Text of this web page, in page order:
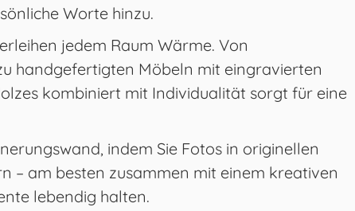
Worte hinzu.
jedem Raum Wärme. Von
handgefertigten Möbeln mit eingravierten
kombiniert mit Individualität sorgt für eine
indem Sie Fotos in originellen
– am besten zusammen mit einem kreativen
lebendig halten.